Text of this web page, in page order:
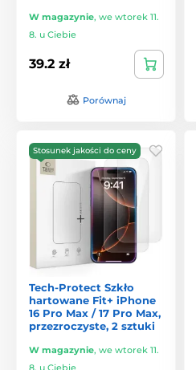
W magazynie, we wtorek 11.
8. u Ciebie
39.2 zł
Porównaj
Stosunek jakości do ceny
Tech-Protect Szkło
hartowane Fit+ iPhone
16 Pro Max / 17 Pro Max,
przezroczyste, 2 sztuki
W magazynie, we wtorek 11.
8. u Ciebie